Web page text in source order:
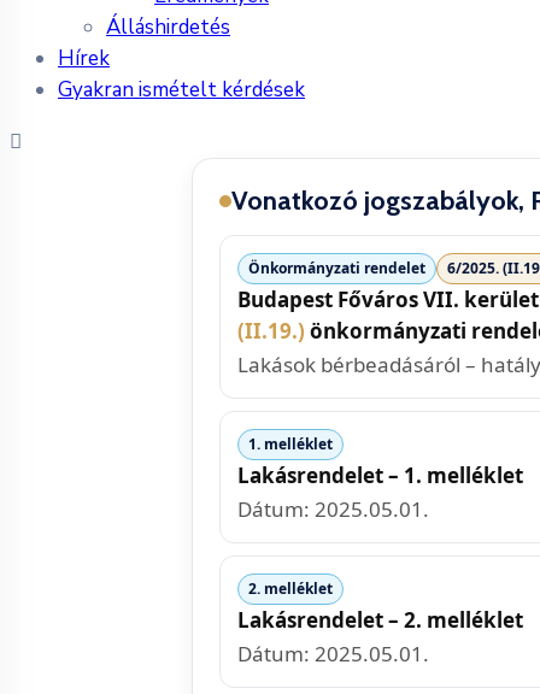
Álláshirdetés
Hírek
Gyakran ismételt kérdések
Vonatkozó jogszabályok,
Önkormányzati rendelet 6/2025.
Budapest Főváros VII.
(II.19.) önkormányzati
Lakások bérbeadásáról –
1. melléklet
Lakásrendelet – 1. melléklet
Dátum: 2025.05.01.
2. melléklet
Lakásrendelet – 2. melléklet
Dátum: 2025.05.01.